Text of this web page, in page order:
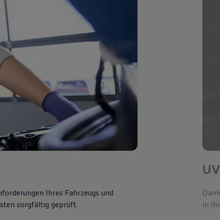
Ihres Fahrzeugs und
sorgfältig geprüft.
in